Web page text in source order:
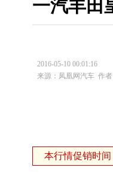
一汽丰田
2016-05-10 00:01:16
来源：凤凰网汽车 作
本行情促销时